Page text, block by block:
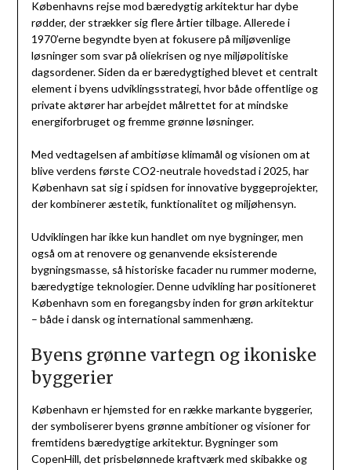
Københavns rejse mod bæredygtig arkitektur har dybe
rødder, der strækker sig flere årtier tilbage. Allerede i
1970’erne begyndte byen at fokusere på miljøvenlige
løsninger som svar på oliekrisen og nye miljøpolitiske
dagsordener. Siden da er bæredygtighed blevet et centralt
element i byens udviklingsstrategi, hvor både offentlige og
private aktører har arbejdet målrettet for at mindske
energiforbruget og fremme grønne løsninger.
Med vedtagelsen af ambitiøse klimamål og visionen om at
blive verdens første CO2-neutrale hovedstad i 2025, har
København sat sig i spidsen for innovative byggeprojekter,
der kombinerer æstetik, funktionalitet og miljøhensyn.
Udviklingen har ikke kun handlet om nye bygninger, men
også om at renovere og genanvende eksisterende
bygningsmasse, så historiske facader nu rummer moderne,
bæredygtige teknologier. Denne udvikling har positioneret
København som en foregangsby inden for grøn arkitektur
– både i dansk og international sammenhæng.
Byens grønne vartegn og ikoniske
byggerier
København er hjemsted for en række markante byggerier,
der symboliserer byens grønne ambitioner og visioner for
fremtidens bæredygtige arkitektur. Bygninger som
CopenHill, det prisbelønnede kraftværk med skibakke og